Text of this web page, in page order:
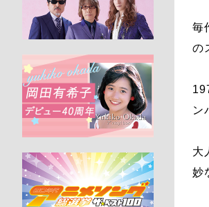
毎
の
ン
大
妙